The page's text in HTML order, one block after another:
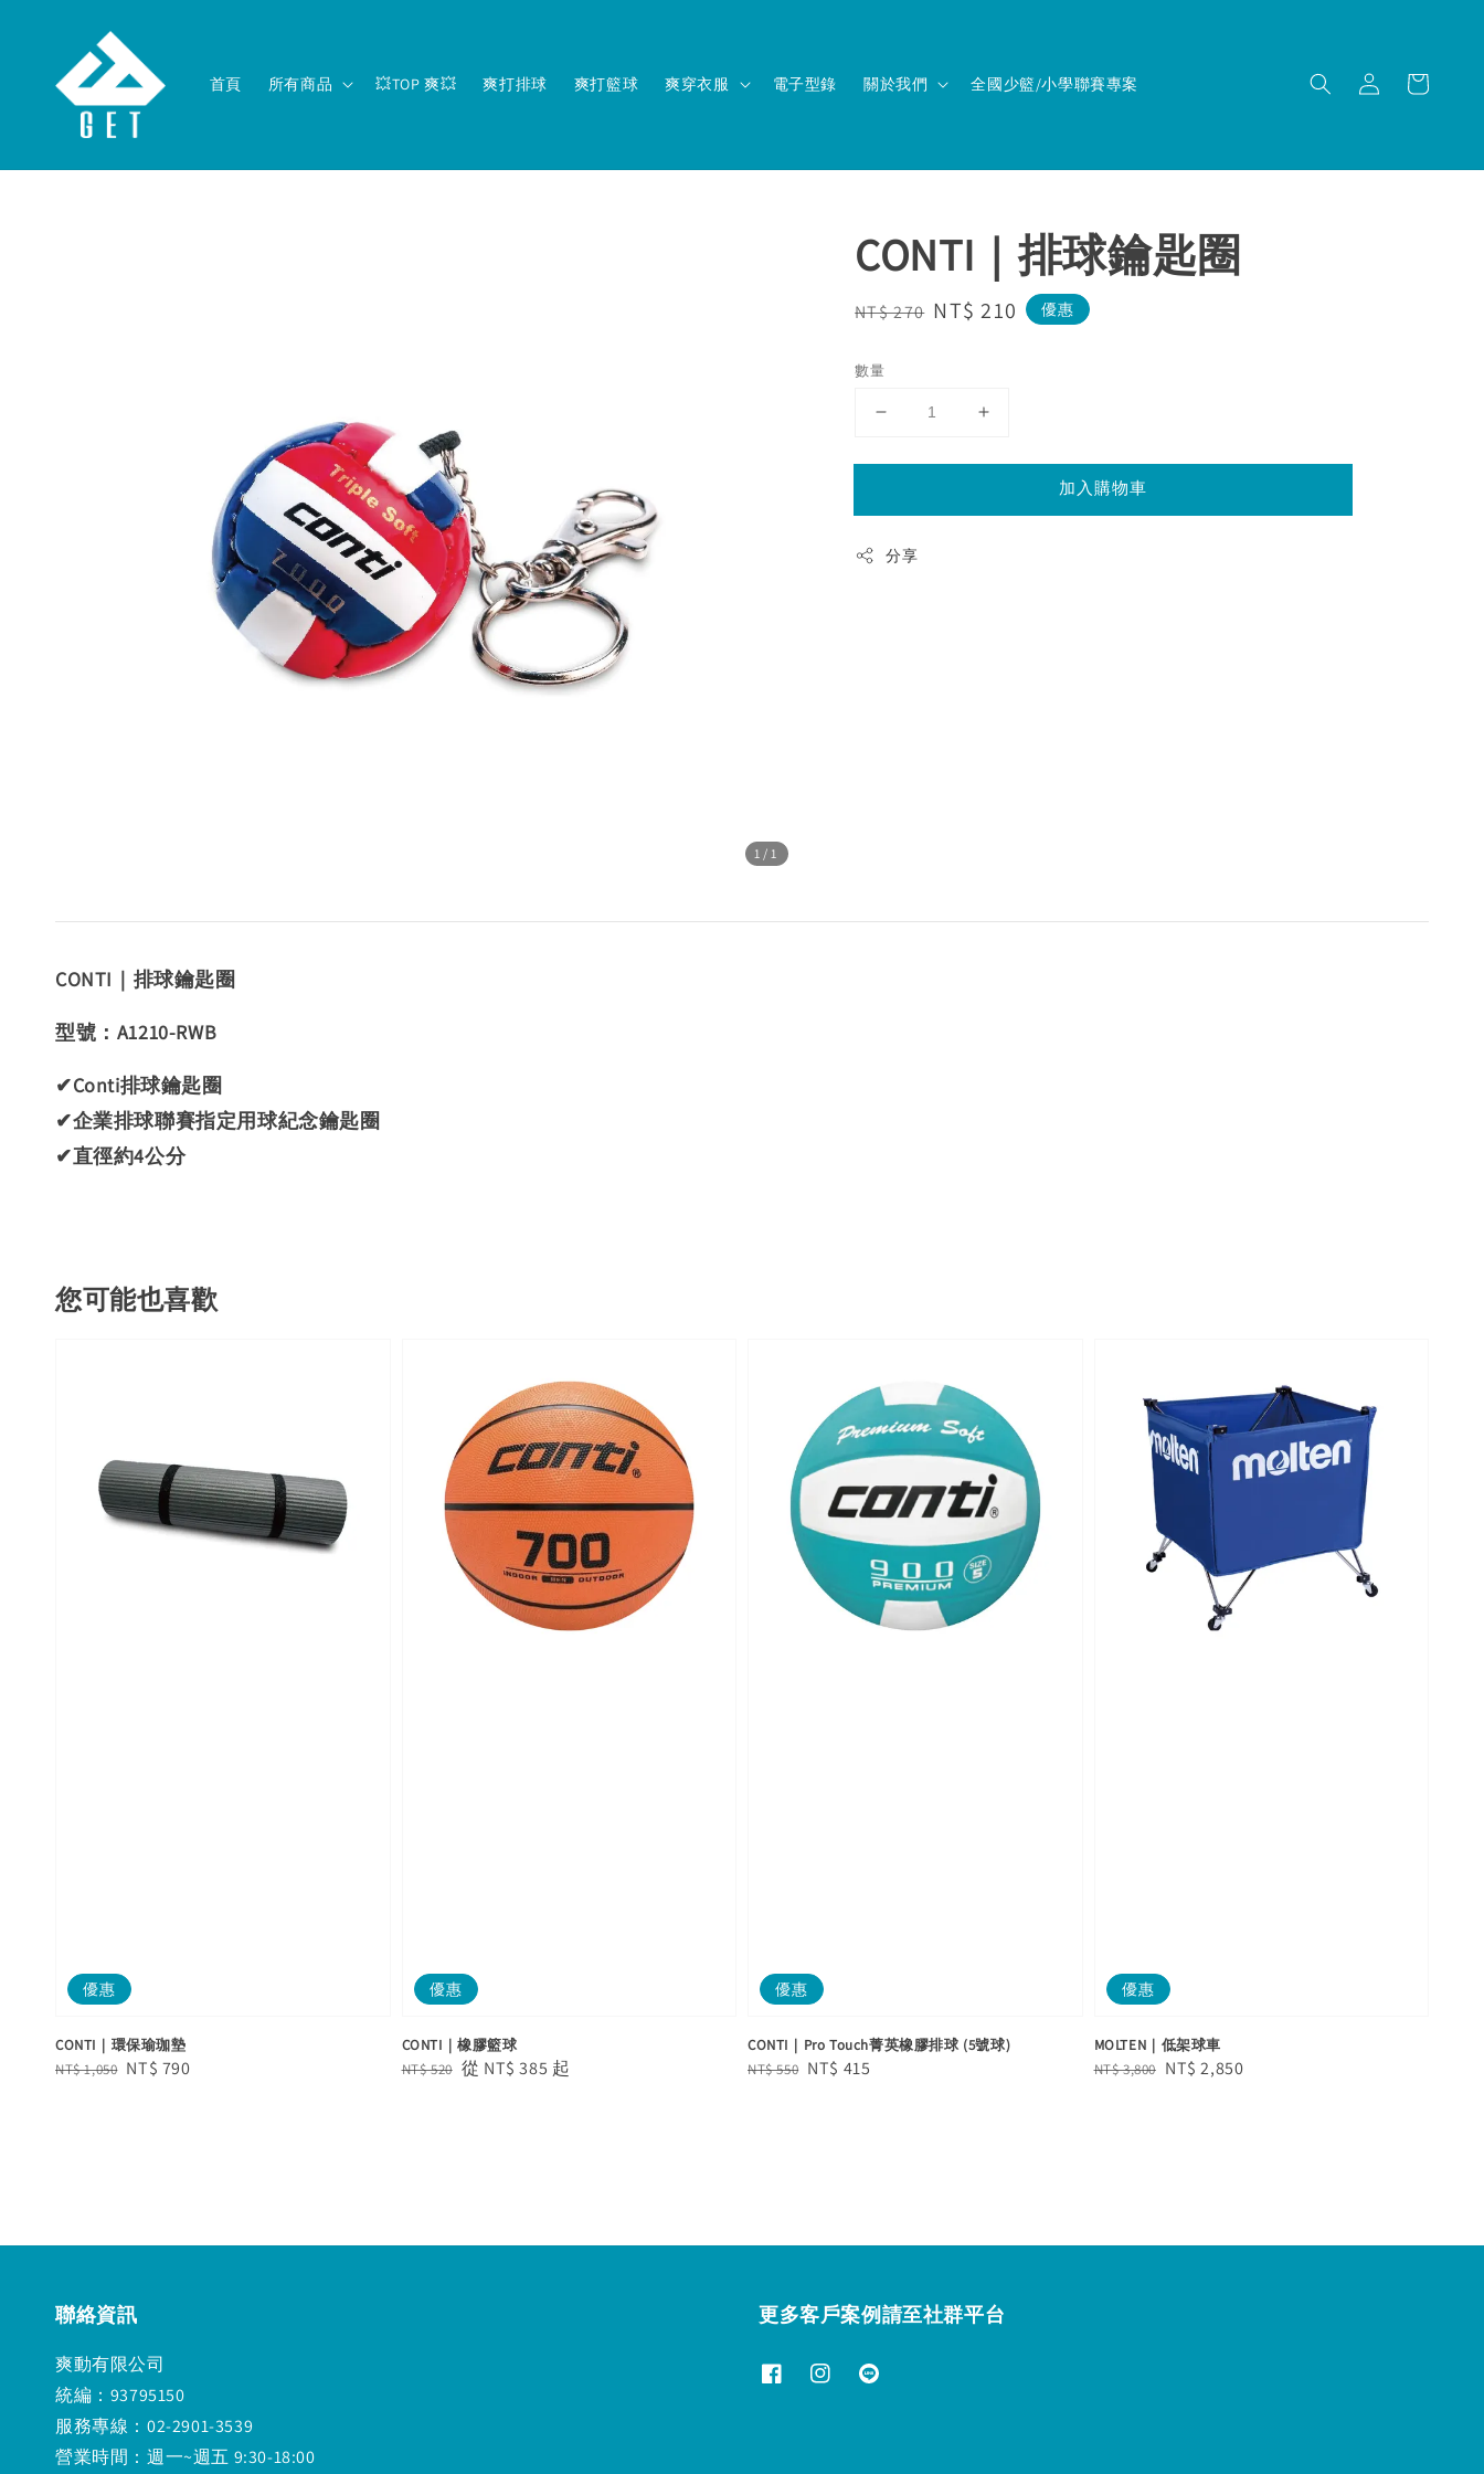
首頁 所有商品 💥TOP 爽💥 爽打排球 爽打籃球 爽穿衣服 電子型錄 關於我們 全國少籃/小學聯賽專案
1 /1
CONTI｜排球鑰匙圈
Regular
NT$ 270 Sale
NT$ 210 優惠
數量
加入購物車
分享
CONTI｜排球鑰匙圈
型號：A1210-RWB
✔Conti排球鑰匙圈
✔企業排球聯賽指定用球紀念鑰匙圈
✔直徑約4公分
您可能也喜歡
優惠
CONTI｜環保瑜珈墊
Regular
NT$ 1,050 Sale
NT$ 790
優惠
CONTI｜橡膠籃球
Regular
NT$ 520 Sale
從 NT$ 385 起
優惠
CONTI｜Pro Touch菁英橡膠排球 (5號球)
Regular
NT$ 550 Sale
NT$ 415
優惠
MOLTEN｜低架球車
Regular
NT$ 3,800 Sale
NT$ 2,850
聯絡資訊
爽動有限公司
統編：93795150
服務專線：02-2901-3539
營業時間：週一~週五 9:30-18:00
更多客戶案例請至社群平台